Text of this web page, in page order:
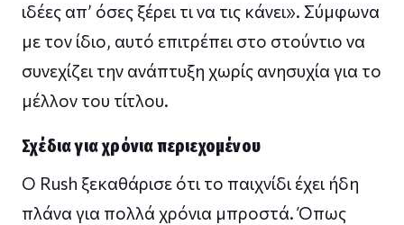
ιδέες απ’ όσες ξέρει τι να τις κάνει». Σύμφωνα
με τον ίδιο, αυτό επιτρέπει στο στούντιο να
συνεχίζει την ανάπτυξη χωρίς ανησυχία για το
μέλλον του τίτλου.
Σχέδια για χρόνια περιεχομένου
Ο Rush ξεκαθάρισε ότι το παιχνίδι έχει ήδη
πλάνα για πολλά χρόνια μπροστά. Όπως